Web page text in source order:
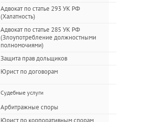
Адвокат по статье 293 УК РФ
(Халатность)
Адвокат по статье 285 УК РФ
(Злоупотребление должностными
полномочиями)
Защита прав дольщиков
Юрист по договорам
Судебные услуги
Арбитражные споры
Юрист по корпоративным спорам